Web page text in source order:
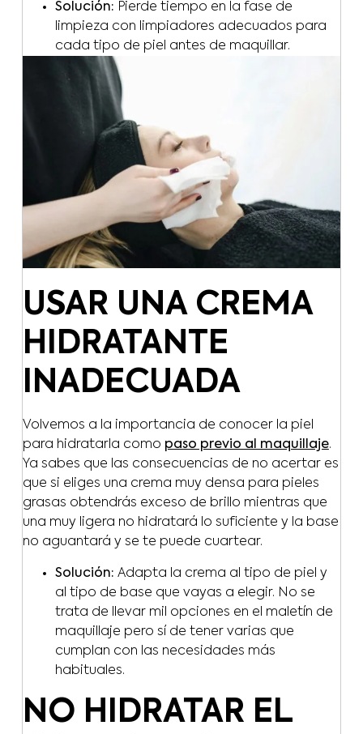
Solución: Pierde tiempo en la fase de
limpieza con limpiadores adecuados para
cada tipo de piel antes de maquillar.
USAR UNA CREMA
HIDRATANTE
INADECUADA
Volvemos a la importancia de conocer la piel
para hidratarla como paso previo al maquillaje.
Ya sabes que las consecuencias de no acertar es
que si eliges una crema muy densa para pieles
grasas obtendrás exceso de brillo mientras que
una muy ligera no hidratará lo suficiente y la base
no aguantará y se te puede cuartear.
Solución: Adapta la crema al tipo de piel y
al tipo de base que vayas a elegir. No se
trata de llevar mil opciones en el maletín de
maquillaje pero sí de tener varias que
cumplan con las necesidades más
habituales.
NO HIDRATAR EL